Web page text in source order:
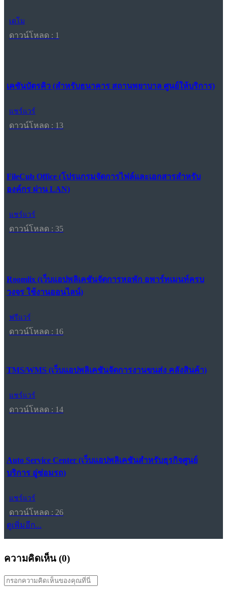
เดโม
ดาวน์โหลด : 1
เคชันบัตรคิว (สำหรับธนาคาร สถานพยาบาล ศูนย์ให้บริการ)
แชร์แวร์
ดาวน์โหลด : 13
FileCub Office (โปรแกรมจัดการไฟล์และเอกสารสำหรับ
องค์กร ผ่าน LAN)
แชร์แวร์
ดาวน์โหลด : 35
Roomlix (เว็บแอปพลิเคชันจัดการหอพัก อพาร์ทเมนท์ครบ
วงจร ใช้งานออนไลน์)
ฟรีแวร์
ดาวน์โหลด : 16
TMS/WMS (เว็บแอปพลิเคชันจัดการงานขนส่ง คลังสินค้า)
แชร์แวร์
ดาวน์โหลด : 14
Auto Service Center (เว็บแอปพลิเคชันสำหรับธุรกิจศูนย์
บริการ อู่ซ่อมรถ)
แชร์แวร์
ดาวน์โหลด : 26
ดูเพิ่มอีก...
ความคิดเห็น (0)